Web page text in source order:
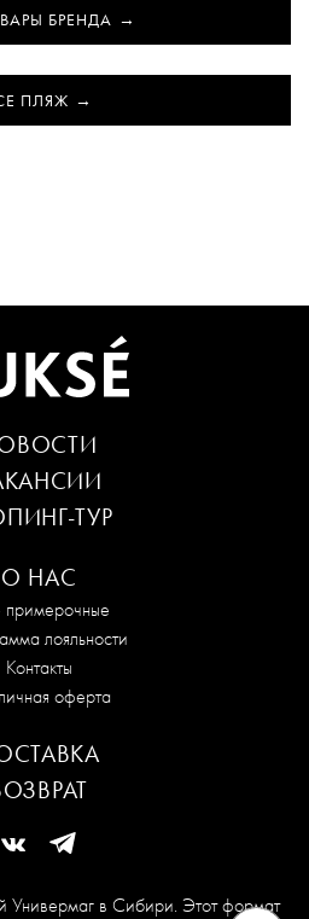
БРЕНДА
ПЛЯЖ
Универмаг в Сибири. Этот формат
О НАС
примерочные
лояльности
Контакты
оферта
ТУР